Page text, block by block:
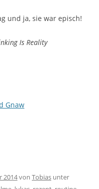
und ja, sie war episch!
Is Reality
Gnaw
2014von Tobias unter